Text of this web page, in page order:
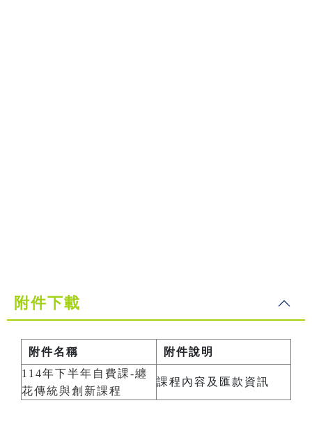
附件下載
附件名稱
附件說明
114年下半年自費課-纏
花傳統與創新課程
課程內容及匯款資訊